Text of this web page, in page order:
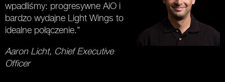
wpadliśmy: progresywne AiO i
bardzo wydajne Light Wings to
idealne połączenie."
Aaron Licht, Chief Executive
Officer